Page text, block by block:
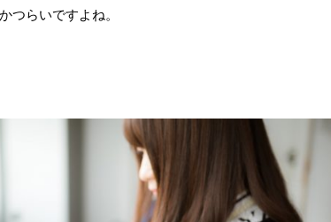
つらいですよね。